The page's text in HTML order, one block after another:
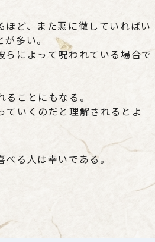
ど、また悪に徹していればい
多い。
によって呪われている場合で
ことにもなる。
ていくのだと理解されるとよ
る人は幸いである。